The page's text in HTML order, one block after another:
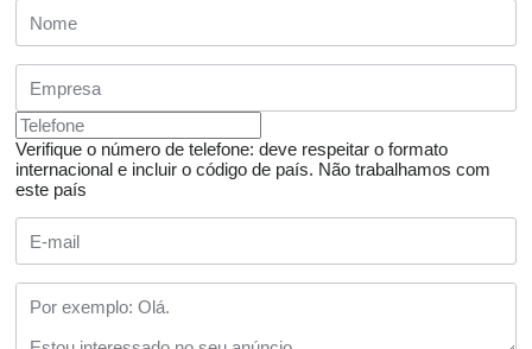
Verifique o número de telefone: deve respeitar o formato
internacional e incluir o código de país. Não trabalhamos com
este país